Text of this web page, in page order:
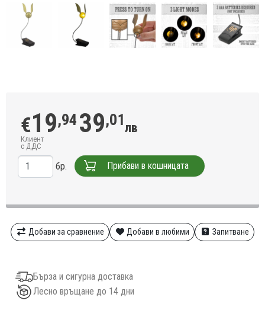
€19,94 39,01лв
Клиент
с ДДС
бр. Прибави в кошницата
Добави за сравнение Добави в любими Запитване
Бърза и сигурна доставка
Лесно връщане до 14 дни